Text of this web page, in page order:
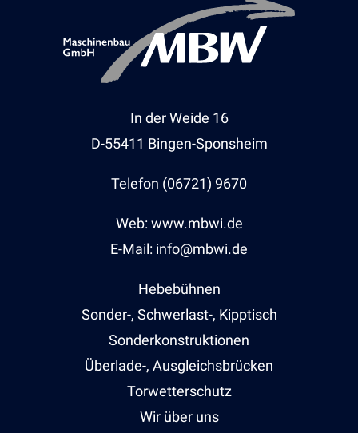
In der Weide 16
D-55411 Bingen-Sponsheim
Telefon (06721) 9670
Web: www.mbwi.de
E-Mail: info@mbwi.de
Hebebühnen
Sonder-, Schwerlast-, Kipptisch
Sonderkonstruktionen
Überlade-, Ausgleichsbrücken
Torwetterschutz
Wir über uns